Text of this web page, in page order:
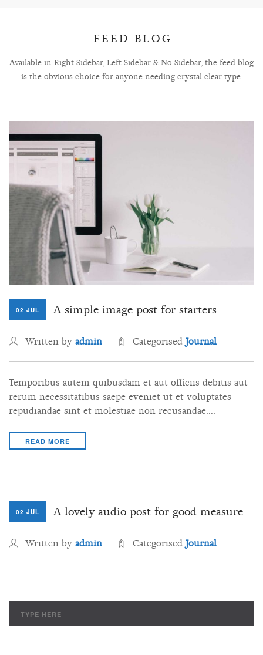
FEED BLOG
Available in Right Sidebar, Left Sidebar & No Sidebar, the feed blog
is the obvious choice for anyone needing crystal clear type.
02 JUL A simple image post for starters
Written by admin CategorisedJournal
Temporibus autem quibusdam et aut officiis debitis aut
rerum necessitatibus saepe eveniet ut et voluptates
repudiandae sint et molestiae non recusandae….
READ MORE
02 JUL A lovely audio post for good measure
Written by admin CategorisedJournal